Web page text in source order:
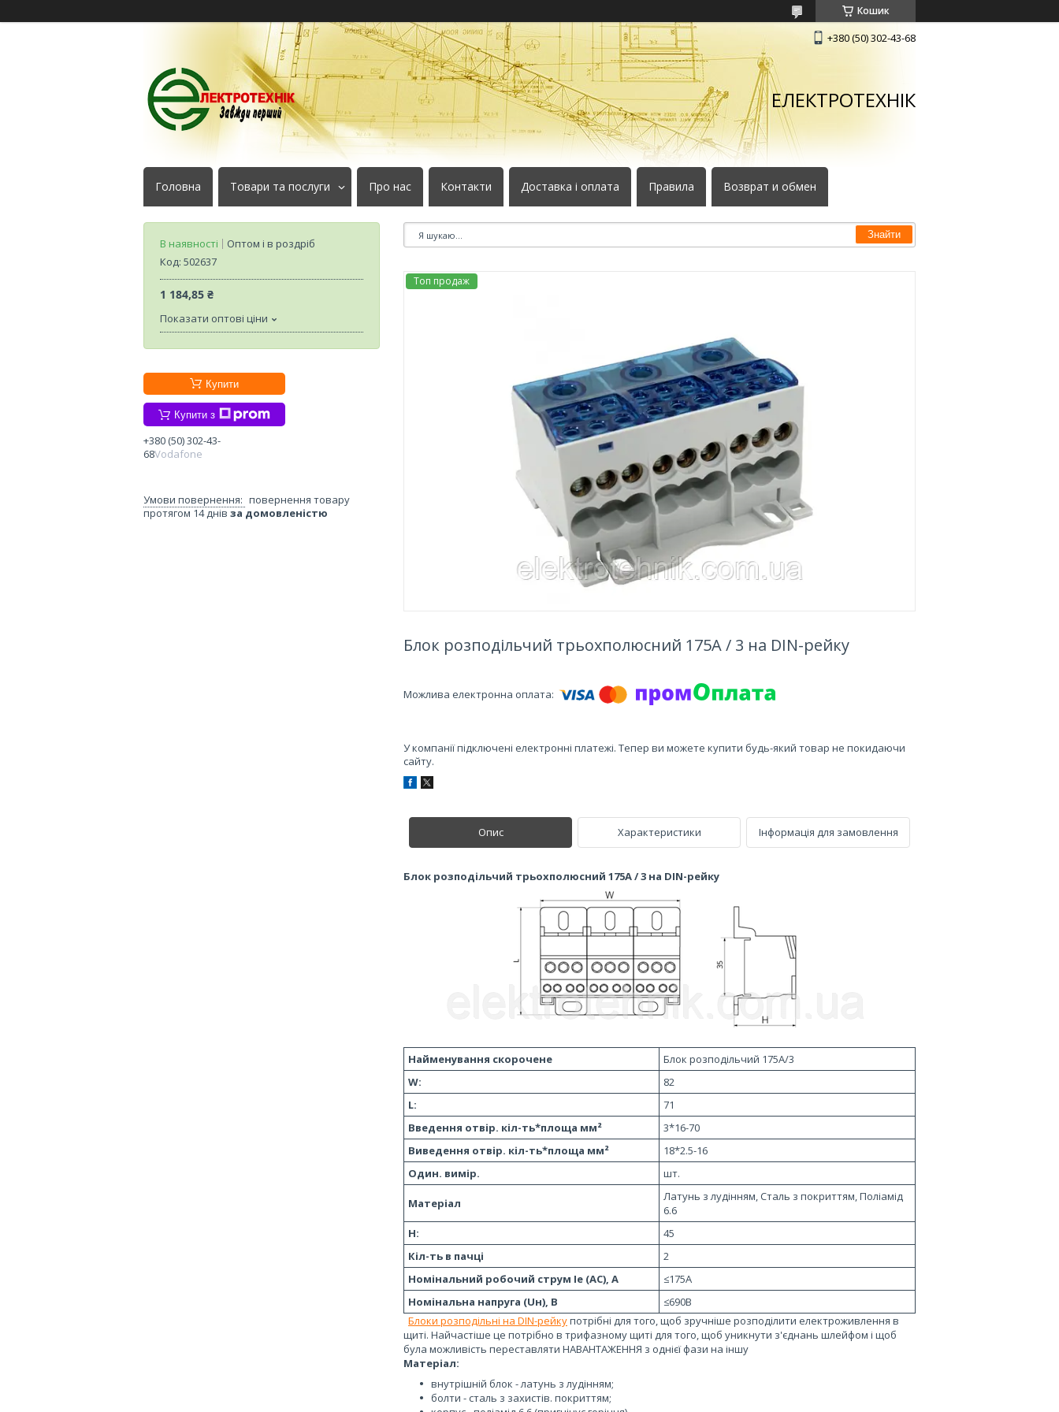
Кошик
+380 (50) 302-43-68
ЕЛЕКТРОТЕХНІК
Головна Товари та послуги Про нас Контакти Доставка і оплата Правила Возврат и обмен
Знайти
Топ продаж
Блок розподільчий трьохполюсний 175A / 3 на DIN-рейку
У компанії підключені електронні платежі. Тепер ви можете купити будь-який товар не покидаючи
сайту.
Опис Характеристики Інформація для замовлення
Блок розподільчий трьохполюсний 175A / 3 на DIN-рейку
Найменування скорочене
Блок розподільчий 175A/3
W:
82
L:
71
Введення отвір. кіл-ть*площа мм²
3*16-70
Виведення отвір. кіл-ть*площа мм²
18*2.5-16
Один. вимір.
шт.
Матеріал
Латунь з лудінням, Сталь з покриттям, Поліамід
6.6
H:
45
Кіл-ть в пачці
2
Номінальний робочий струм Ie (AC), А
≤175А
Номінальна напруга (Uн), В
≤690В
Блоки розподільні на DIN-рейкупотрібні для того, щоб зручніше розподілити електроживлення в
щиті. Найчастіше це потрібно в трифазному щиті для того, щоб уникнути з'єднань шлейфом і щоб
була можливість переставляти НАВАНТАЖЕННЯ з однієї фази на іншу
Матеріал:
внутрішній блок - латунь з лудінням;
болти - сталь з захистів. покриттям;
В наявності
Оптом і в роздріб
Код: 502637
1 184,85 ₴
Показати оптові ціни
Купити
Купити з
+380 (50) 302-43-
68Vodafone
повернення товару
протягом 14 днів за домовленістю